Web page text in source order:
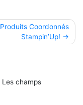
Produits Coordonnés
Stampin’Up!
Les champs